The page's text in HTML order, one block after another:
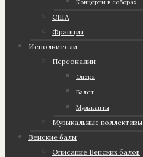
Концерты в соборах
США
Франция
Исполнители
Персоналии
Опера
Балет
Музыканты
Музыкальные коллективы
Венские балы
Описание Венских балов